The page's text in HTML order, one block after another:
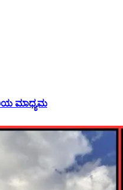
ಮಾಧ್ಯಮ